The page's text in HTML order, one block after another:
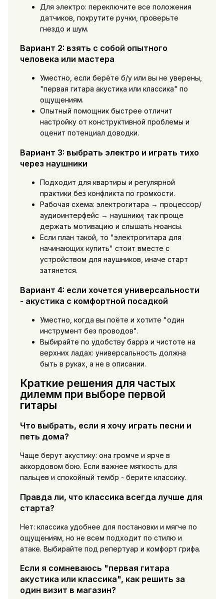
Для электро: переключите все положения
датчиков, покрутите ручки, проверьте
гнездо и шум.
Вариант 2: взять с собой опытного
человека или мастера
Уместно, если берёте б/у или вы не уверены,
"первая гитара акустика или классика" по
ощущениям.
Опытный помощник быстрее отличит
настройку от конструктивной проблемы и
оценит потенциал доводки.
Вариант 3: выбрать электро и играть тихо
через наушники
Подходит для квартиры и регулярной
практики без конфликта по громкости.
Рабочая схема: электрогитара → процессор/
аудиоинтерфейс → наушники; так проще
держать мотивацию и слышать нюансы.
Если план такой, то "электрогитара для
начинающих купить" стоит вместе с
устройством для наушников, иначе старт
затянется.
Вариант 4: если хочется универсальности
- акустика с комфортной посадкой
Уместно, когда вы поёте и хотите "один
инструмент без проводов".
Выбирайте по удобству баррэ и чистоте на
верхних ладах: универсальность должна
быть в руках, а не в описании.
Краткие решения для частых
дилемм при выборе первой
гитары
Что выбрать, если я хочу играть песни и
петь дома?
Чаще берут акустику: она громче и ярче в
аккордовом бою. Если важнее мягкость для
пальцев и спокойный тембр - берите классику.
Правда ли, что классика всегда лучше для
старта?
Нет: классика удобнее для постановки и мягче по
ощущениям, но не всем подходит по стилю и
атаке. Выбирайте под репертуар и комфорт грифа.
Если я сомневаюсь "первая гитара
акустика или классика", как решить за
один визит в магазин?